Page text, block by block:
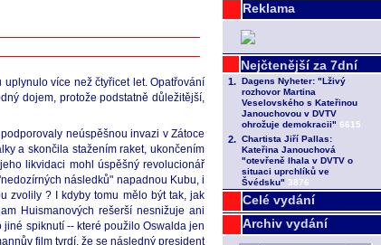
Reklama
Celé vydání
Archiv vydání
více než čtyřicet let. Opatřování
dojem, protože podstatně důležitější,
neúspěšnou invazi v Zátoce
a skončila stažením raket, ukončením
likvidaci mohl úspěšný revolucionář
následků" napadnou Kubu, i
zvolily ? I kdyby tomu mělo být tak, jak
Huismanových rešerší nesnižuje ani
spiknutí -- které použilo Oswalda jen
film tvrdí, že se následný president